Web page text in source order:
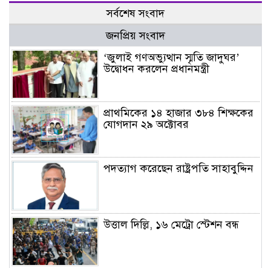
সর্বশেষ সংবাদ
জনপ্রিয় সংবাদ
‘জুলাই গণঅভ্যুত্থান স্মৃতি জাদুঘর’
উদ্বোধন করলেন প্রধানমন্ত্রী
প্রাথমিকের ১৪ হাজার ৩৮৪ শিক্ষকের
যোগদান ২৯ অক্টোবর
পদত্যাগ করেছেন রাষ্ট্রপতি সাহাবুদ্দিন
উত্তাল দিল্লি, ১৬ মেট্রো স্টেশন বন্ধ